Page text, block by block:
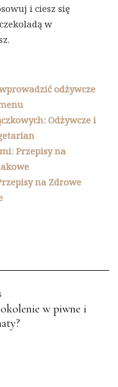
i ciesz się
w
odżywcze
Odżywcze i
Przepisy na
na Zdrowe
w piwne i